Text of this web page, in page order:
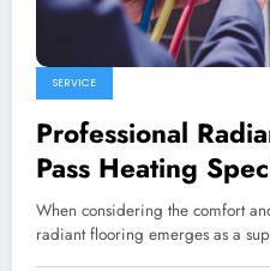
SERVICE
Professional
Pass Heating
When considering the comfort
radiant flooring emerges as a